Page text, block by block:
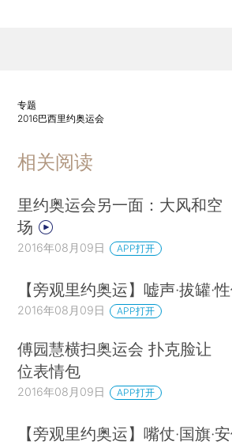
专题
2016巴西里约奥运会
相关阅读
里约奥运会另一面：大风和空
场
2016年08月09日 APP打开
【旁观里约奥运】嘘声·拔罐·
2016年08月09日 APP打开
傅园慧横扫奥运会 扑克脸让
位表情包
2016年08月09日 APP打开
【旁观里约奥运】嘴仗·国旗·